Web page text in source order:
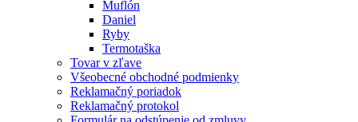
Muflón
Daniel
Ryby
Termotaška
Tovar v zľave
Všeobecné obchodné podmienky
Reklamačný poriadok
Reklamačný protokol